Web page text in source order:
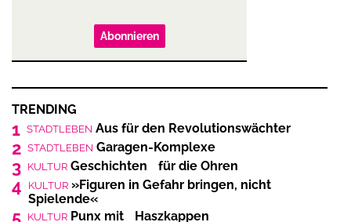
Abonnieren
TRENDING
1 STADTLEBEN Aus für den Revolutionswächter
2 STADTLEBEN Garagen-Komplexe
3 KULTUR Geschichten für die Ohren
4 KULTUR »Figuren in Gefahr bringen, nicht
Spielende«
5 KULTUR Punx mit Haszkappen